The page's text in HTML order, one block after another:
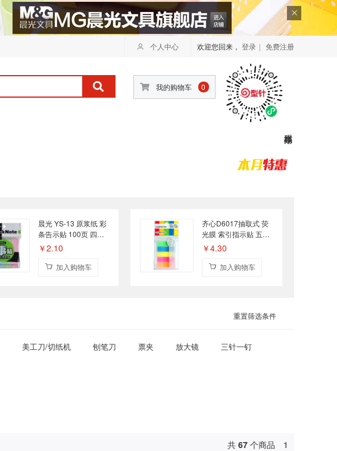
欢迎您回来， 登录 | 免费注册
个人中心
我的购物车 0
晨光 YS-13 原浆纸 彩
条告示贴 100页 四色
19mm×76mm
￥2.10
加入购物车
齐心D6017抽取式 荧
光膜 索引指示贴 五色
100张 12mm×44mm
￥4.30
加入购物车
重置筛选条件
美工刀/切纸机 刨笔刀 票夹 放大镜
三针一钉
共 67 个商品 1